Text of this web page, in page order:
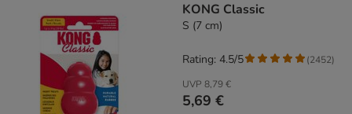
KONG Classic
S (7 cm)
UVP 8,79 €
5,69 €
Rating: 4.5/5 (2452)